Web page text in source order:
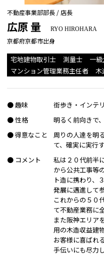
不動産事業部部長 / 店長
広原 量 RYO HIROHARA
京都府京都市出身
宅地建物取引士 測量士 一
マンション管理業務主任者
木
● 趣味
街歩き・インテ
● 性格
明るく前向きで
● 得意なこと
周りの人達を明
て、確実に実行
● コメント
私は２０代前半
から公共工事等
ト造に携わり、
発展に邁進して
これからの５０
て不動産業務に
また阪神エリア
用の木造収益建
お客様に喜ばれ
手伝いにも尽力